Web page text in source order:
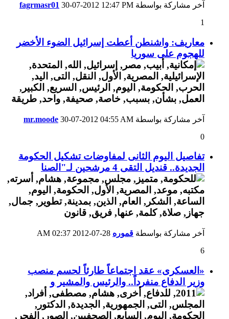
آخر مشاركة بواسطة fagrmasr01 30-07-2012 12:47 PM
1
معاريف: واشنطن أعطت إسرائيل الضوء الأخضر
للهجوم على سوريا
آخر مشاركة بواسطة mr.moode 30-07-2012 04:55 AM
0
تفاصيل اليوم الثانى لمفاوضات تشكيل الحكومة
الجديدة.. قنديل التقى 4 مرشحين لـ"الصنا
آخر مشاركة بواسطة قموره
02:37 AM
6
«العسكرى» عقد اجتماعاً طارئاً لحسم منصب
وزير الدفاع منفرداً.. والرئيس والمشير و